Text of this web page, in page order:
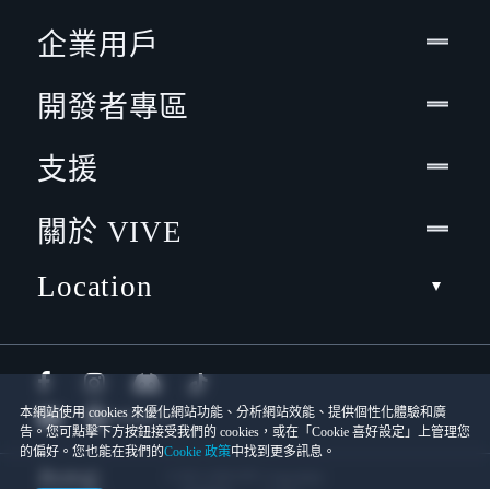
本網站使用 cookies 來優化網站功能、分析網站效能、提供個性化體驗和廣
告。您可點擊下方按鈕接受我們的 cookies，或在「Cookie 喜好設定」上管理您
的偏好。您也能在我們的Cookie 政策中找到更多訊息。
企業用戶
開發者專區
支援
關於 VIVE
Location